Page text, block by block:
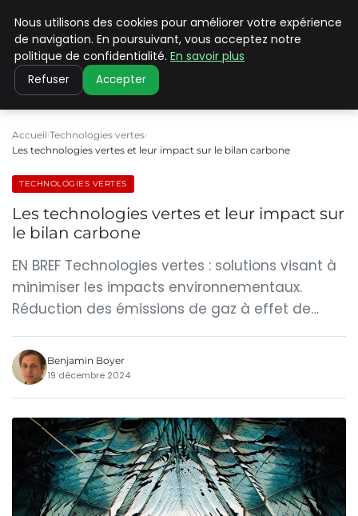
CLIMATE C ADVANCED
Accueil Technologies vertes
Les technologies vertes et leur impact sur le bilan carbone
TECHNOLOGIES VERTES
Les technologies vertes et leur impact sur
le bilan carbone
EN BREF Technologies vertes : solutions visant à
minimiser les impacts environnementaux.
Réduction des émissions de gaz à effet de…
Benjamin Boyer
19 décembre 2024
Nous utilisons des cookies pour améliorer votre expérience
de navigation. En poursuivant, vous acceptez notre
politique de confidentialité. En savoir plus
Refuser Accepter